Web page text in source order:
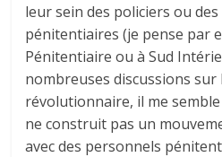
leur sein des policiers ou
pénitentiaires (je pense par
Pénitentiaire ou à Sud
nombreuses discussions
révolutionnaire, il me
ne construit pas un
avec des personnels